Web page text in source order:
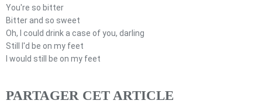
You're so bitter
Bitter and so sweet
Oh, I could drink a case of you, darling
Still I'd be on my feet
I would still be on my feet
PARTAGER CET ARTICLE